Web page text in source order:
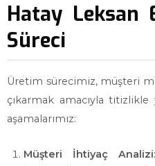
Hatay Leksan
Süreci
Üretim sürecimiz, müşteri
çıkarmak amacıyla
aşamalarımız:
Müşteri İhtiyaç Analizi: